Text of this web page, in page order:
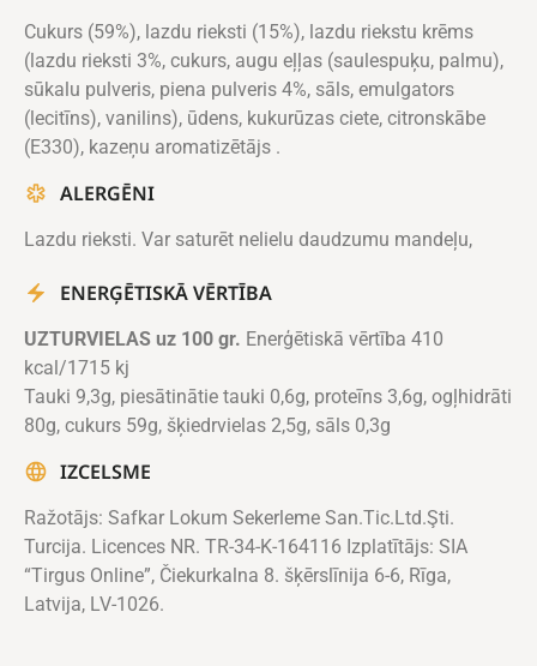
Cukurs (59%), lazdu rieksti (15%), lazdu riekstu krēms
(lazdu rieksti 3%, cukurs, augu eļļas (saulespuķu, palmu),
sūkalu pulveris, piena pulveris 4%, sāls, emulgators
(lecitīns), vanilins), ūdens, kukurūzas ciete, citronskābe
(E330), kazeņu aromatizētājs .
ALERGĒNI
Lazdu rieksti. Var saturēt nelielu daudzumu mandeļu,
ENERĢĒTISKĀ VĒRTĪBA
UZTURVIELAS uz 100 gr. Enerģētiskā vērtība 410
kcal/1715 kj
Tauki 9,3g, piesātinātie tauki 0,6g, proteīns 3,6g, ogļhidrāti
80g, cukurs 59g, šķiedrvielas 2,5g, sāls 0,3g
IZCELSME
Ražotājs: Safkar Lokum Sekerleme San.Tic.Ltd.Şti.
Turcija. Licences NR. TR-34-K-164116 Izplatītājs: SIA
“Tirgus Online”, Čiekurkalna 8. šķērslīnija 6-6, Rīga,
Latvija, LV-1026.